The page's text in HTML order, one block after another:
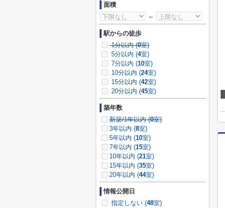
面積
～
駅からの徒歩
1分以内 (0室)
5分以内 (4室)
7分以内 (10室)
10分以内 (24室)
15分以内 (42室)
20分以内 (45室)
築年数
新築/1年以内 (0室)
3年以内 (8室)
5年以内 (10室)
7年以内 (15室)
10年以内 (21室)
15年以内 (35室)
20年以内 (44室)
情報公開日
指定しない (48室)